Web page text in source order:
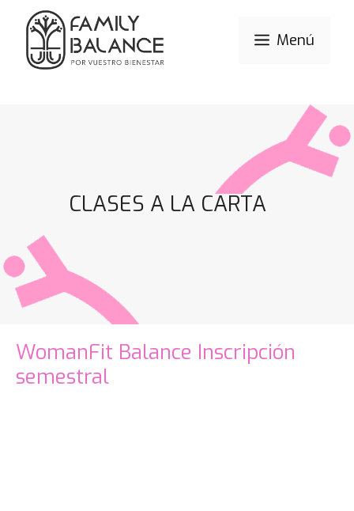
Menú
CLASES A LA CARTA
WomanFit Balance Inscripción
semestral